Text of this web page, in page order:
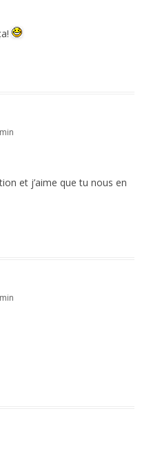
et j’aime que tu nous en